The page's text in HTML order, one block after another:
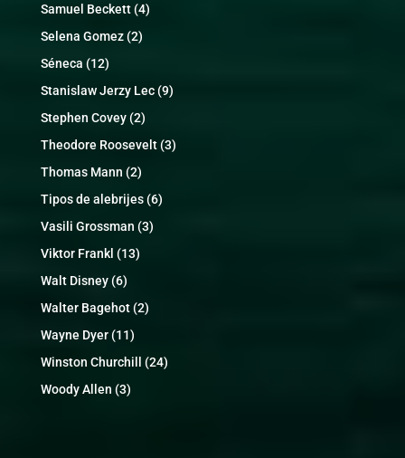
Samuel Beckett(4)
Selena Gomez(2)
Séneca (12)
Stanislaw Jerzy Lec(9)
Stephen Covey(2)
Theodore Roosevelt(3)
Thomas Mann (2)
Tipos de alebrijes(6)
Vasili Grossman (3)
Viktor Frankl (13)
Walt Disney(6)
Walter Bagehot(2)
Wayne Dyer(11)
Winston Churchill
(24)
Woody Allen (3)